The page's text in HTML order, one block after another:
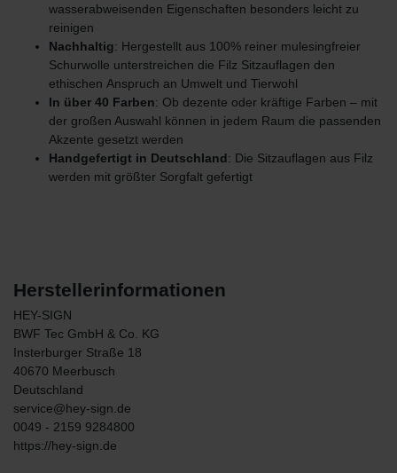
wasserabweisenden Eigenschaften besonders leicht zu
reinigen
Nachhaltig: Hergestellt aus 100% reiner mulesingfreier
Schurwolle unterstreichen die Filz Sitzauflagen den
ethischen Anspruch an Umwelt und Tierwohl
In über 40 Farben: Ob dezente oder kräftige Farben – mit
der großen Auswahl können in jedem Raum die passenden
Akzente gesetzt werden
Handgefertigt in Deutschland: Die Sitzauflagen aus Filz
werden mit größter Sorgfalt gefertigt
Herstellerinformationen
HEY-SIGN
BWF Tec GmbH & Co. KG
Insterburger Straße 18
40670 Meerbusch
Deutschland
service@hey-sign.de
0049 - 2159 9284800
https://hey-sign.de